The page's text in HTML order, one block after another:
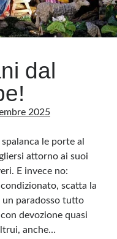
dal
2025
le porte al
attorno ai suoi
E invece no:
scatta la
un paradosso tutto
devozione quasi
anche…